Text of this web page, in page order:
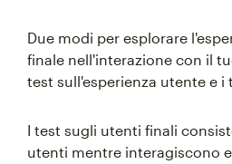
Due modi per esplorare
finale nell'interazione con il
test sull'esperienza utente e i
I test sugli utenti finali
utenti mentre interagiscono